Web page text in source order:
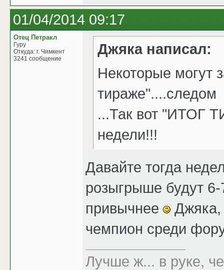
01/04/2014 09:17
Отец Петракл
Гуру
Откуда: г. Чимкент
3241 сообщение
Джяка написал:
Некоторые могут
...Так вот "ИТОГ
недели!!!
Давайте тогда
розыгрыше будут
привычнее
Джяка,
чемпион среди
Лучше ж... в руке,